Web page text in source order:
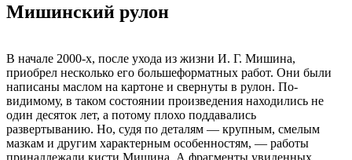
Мишинский рулон
В начале 2000-х, после ухода из жизни И. Г. Мишина,
приобрел несколько его большеформатных работ. Они были
написаны маслом на картоне и свернуты в рулон. По-
видимому, в таком состоянии произведения находились не
один десяток лет, а потому плохо поддавались
развертыванию. Но, судя по деталям — крупным, смелым
мазкам и другим характерным особенностям, — работы